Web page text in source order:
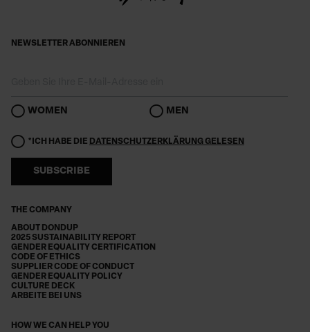
THE COMPANY
ABOUT DONDUP
2025 SUSTAINABILITY REPORT
GENDER EQUALITY CERTIFICATION
CODE OF ETHICS
SUPPLIER CODE OF CONDUCT
GENDER EQUALITY POLICY
CULTURE DECK
ARBEITE BEI UNS
HOW WE CAN HELP YOU
NEWSLETTER ABONNIEREN
WOMEN MEN
*ICH HABE DIE DATENSCHUTZERKLÄRUNG GELESEN
SUBSCRIBE